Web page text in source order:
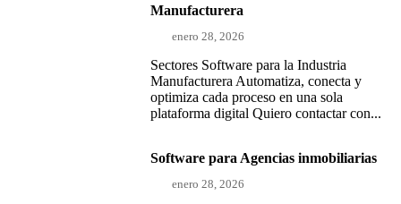
Manufacturera
enero 28, 2026
Sectores Software para la Industria
Manufacturera Automatiza, conecta y
optimiza cada proceso en una sola
plataforma digital Quiero contactar con...
Software para Agencias inmobiliarias
enero 28, 2026